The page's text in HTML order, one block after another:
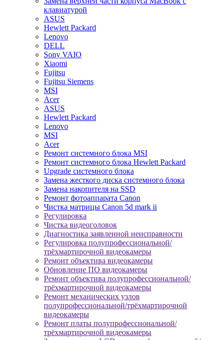
клавиатурой
ASUS
Hewlett Packard
Lenovo
DELL
Sony VAIO
Xiaomi
Fujitsu
Fujitsu Siemens
MSI
Acer
ASUS
Hewlett Packard
Lenovo
MSI
Acer
Ремонт системного блока MSI
Ремонт системного блока Hewlett Packard
Upgrade системного блока
Замена жесткого диска системного блока
Замена накопителя на SSD
Ремонт фотоаппарата Canon
Чистка матрицы Canon 5d mark ii
Регулировка
Чистка видеоголовок
Диагностика заявленной неисправности
Регулировка полупрофессиональной/
трёхмартирочной видеокамеры
Ремонт объектива видеокамеры
Обновление ПО видеокамеры
Ремонт объектива полупрофессиональной/
трёхмартирочной видеокамеры
Ремонт механических узлов
полупрофессиональной/трёхмартирочной
видеокамеры
Ремонт платы полупрофессиональной/
трёхмартирочной видеокамеры